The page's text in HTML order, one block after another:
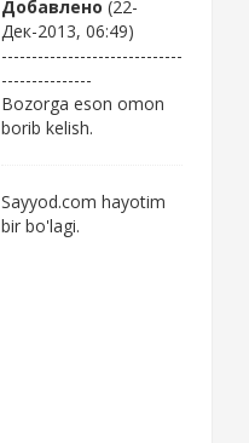
Добавлено (22-
Дек-2013, 06:49)
------------------------------
---------------
Bozorga eson omon
borib kelish.
Sayyod.com hayotim
bir bo'lagi.